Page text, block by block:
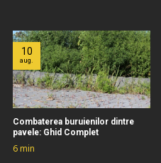
Combaterea buruienilor dintre
pavele: Ghid Complet
6min
10
aug.